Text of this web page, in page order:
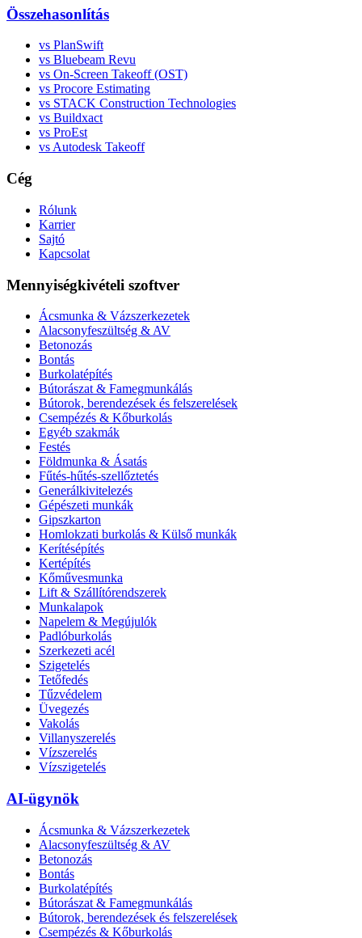
Összehasonlítás
vs PlanSwift
vs Bluebeam Revu
vs On-Screen Takeoff (OST)
vs Procore Estimating
vs STACK Construction Technologies
vs Buildxact
vs ProEst
vs Autodesk Takeoff
Cég
Rólunk
Karrier
Sajtó
Kapcsolat
Mennyiségkivételi szoftver
Ácsmunka & Vázszerkezetek
Alacsonyfeszültség & AV
Betonozás
Bontás
Burkolatépítés
Bútorászat & Famegmunkálás
Bútorok, berendezések és felszerelések
Csempézés & Kőburkolás
Egyéb szakmák
Festés
Földmunka & Ásatás
Fűtés-hűtés-szellőztetés
Generálkivitelezés
Gépészeti munkák
Gipszkarton
Homlokzati burkolás & Külső munkák
Kerítésépítés
Kertépítés
Kőművesmunka
Lift & Szállítórendszerek
Munkalapok
Napelem & Megújulók
Padlóburkolás
Szerkezeti acél
Szigetelés
Tetőfedés
Tűzvédelem
Üvegezés
Vakolás
Villanyszerelés
Vízszerelés
Vízszigetelés
AI-ügynök
Ácsmunka & Vázszerkezetek
Alacsonyfeszültség & AV
Betonozás
Bontás
Burkolatépítés
Bútorászat & Famegmunkálás
Bútorok, berendezések és felszerelések
Csempézés & Kőburkolás